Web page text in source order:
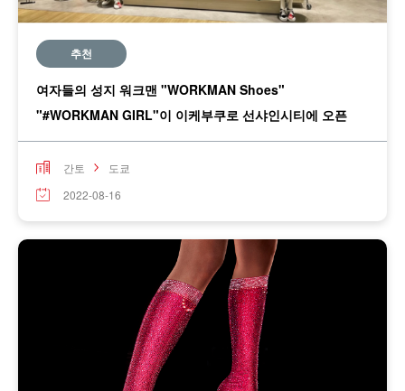
추천
여자들의 성지 워크맨 "WORKMAN Shoes"
"#WORKMAN GIRL"이 이케부쿠로 선샤인시티에 오픈
간토
도쿄
2022-08-16